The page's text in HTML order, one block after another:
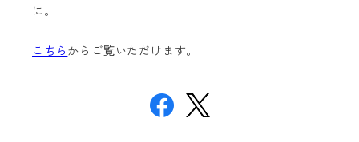
に。
こちら からご覧いただけます。